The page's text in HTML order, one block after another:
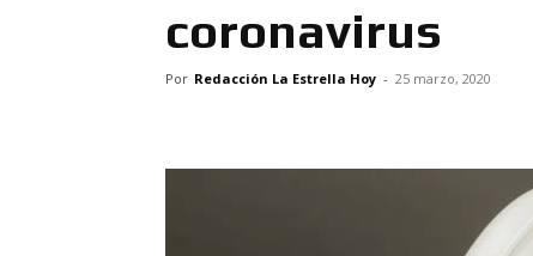
coronavirus
Por Redacción La Estrella Hoy - 25 marzo, 2020